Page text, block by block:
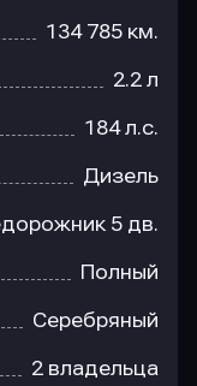
134 785 км.
2.2 л
184 л.с.
Дизель
5 дв.
Полный
Серебряный
2 владельца